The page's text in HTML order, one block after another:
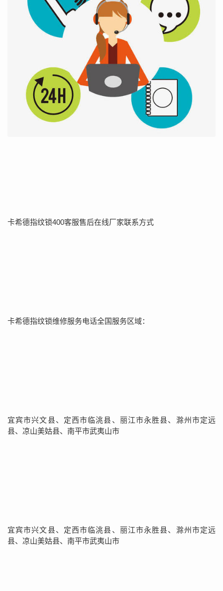
卡希德指纹锁400客服售后在线厂家联系方式
卡希德指纹锁维修服务电话全国服务区域：
宜宾市兴文县、定西市临洮县、丽江市永胜县、滁州市定远
县、凉山美姑县、南平市武夷山市
宜宾市兴文县、定西市临洮县、丽江市永胜县、滁州市定远
县、凉山美姑县、南平市武夷山市